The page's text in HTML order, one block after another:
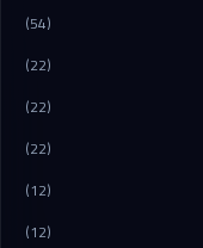
(54)
(22)
(22)
(22)
(12)
(12)